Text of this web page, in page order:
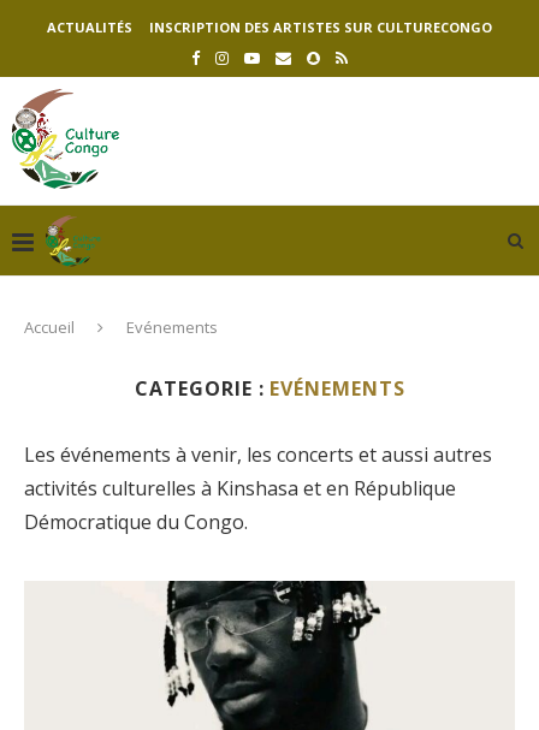
ACTUALITÉS INSCRIPTION DES ARTISTES SUR CULTURECONGO
Accueil Evénements
CATEGORIE : EVÉNEMENTS
Les événements à venir, les concerts et aussi autres
activités culturelles à Kinshasa et en République
Démocratique du Congo.